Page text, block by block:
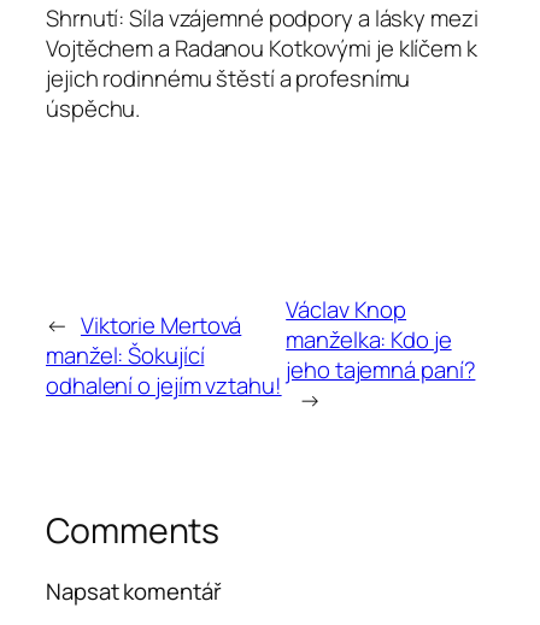
Shrnutí: Síla vzájemné podpory a lásky mezi
Vojtěchem a Radanou Kotkovými je klíčem k
jejich rodinnému štěstí a profesnímu
úspěchu.
← Viktorie Mertová
manžel: Šokující
odhalení o jejím vztahu!
Václav Knop
manželka: Kdo je
jeho tajemná paní?
→
Comments
Napsat komentář